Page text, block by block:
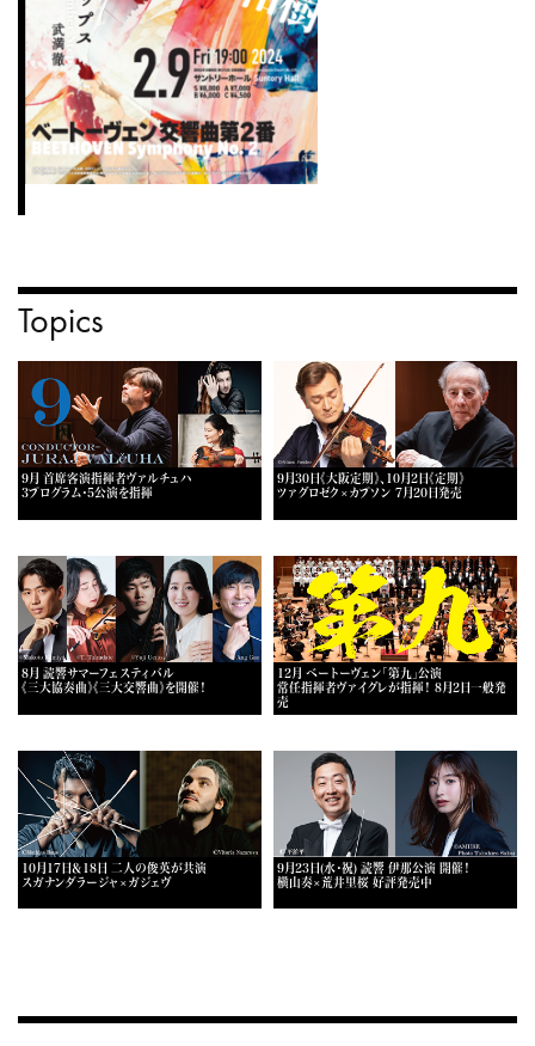
Topics
9月 首席客演指揮者ヴァルチュハ
3プログラム・5公演を指揮
9月30日《大阪定期》、10月2日《定期》
ツァグロゼク×カプソン 7月20日発売
8月 読響サマーフェスティバル
《三大協奏曲》《三大交響曲》を開催！
12月 ベートーヴェン「第九」公演
常任指揮者ヴァイグレが指揮！ 8月2日一般発
売
10月17日＆18日 二人の俊英が共演
スガナンダラージャ×ガジェヴ
9月23日(水・祝) 読響 伊那公演 開催！
横山奏×荒井里桜 好評発売中